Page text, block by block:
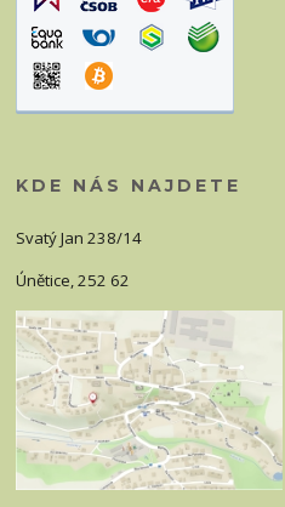
KDE NÁS NAJDETE
Svatý Jan 238/14
Únětice, 252 62